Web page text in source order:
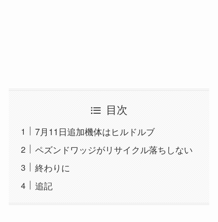
目次
7月11日追加機体はヒルドルブ
ペズンドワッジがリサイクル落ちしない
終わりに
追記